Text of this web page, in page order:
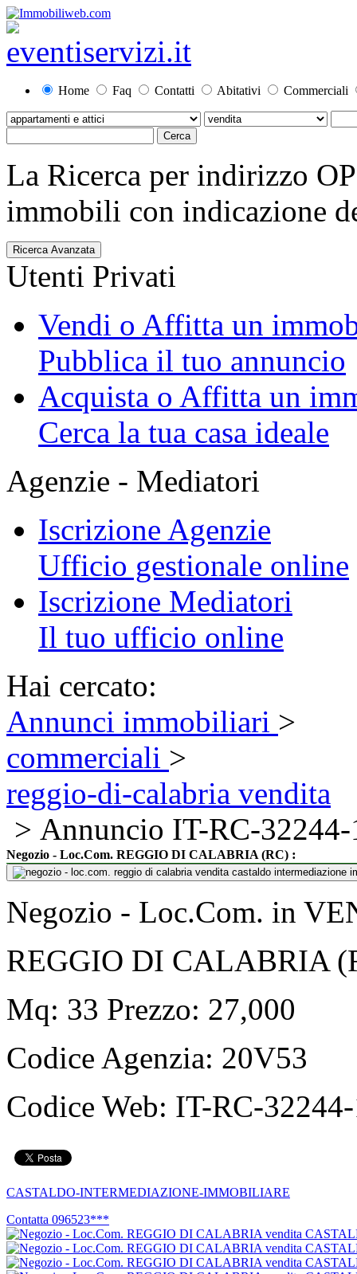
Home Faq Contatti Abitativi Commerciali
La Ricerca per indirizzo
immobili con indicazione
Ricerca Avanzata
Utenti Privati
Vendi o Affitta un
Pubblica il tuo annuncio
Acquista o Affitta un
Cerca la tua casa ideale
Agenzie - Mediatori
Iscrizione Agenzie
Ufficio gestionale online
Iscrizione Mediatori
Il tuo ufficio online
Hai cercato:
Annunci immobiliari >
commerciali >
reggio-di-calabria vendita
> Annuncio IT-RC-
Negozio - Loc.Com. REGGIO DI CALABRIA (RC) :
Negozio - Loc.Com. in
REGGIO DI CALABRIA
Mq: 33 Prezzo: 27,000
Codice Agenzia: 20V53
Codice Web: IT-RC-
CASTALDO-INTERMEDIAZIONE-IMMOBILIARE
Contatta 096523***